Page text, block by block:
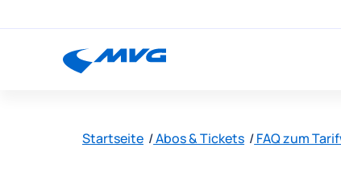
Startseite Abos & Tickets FAQ zum